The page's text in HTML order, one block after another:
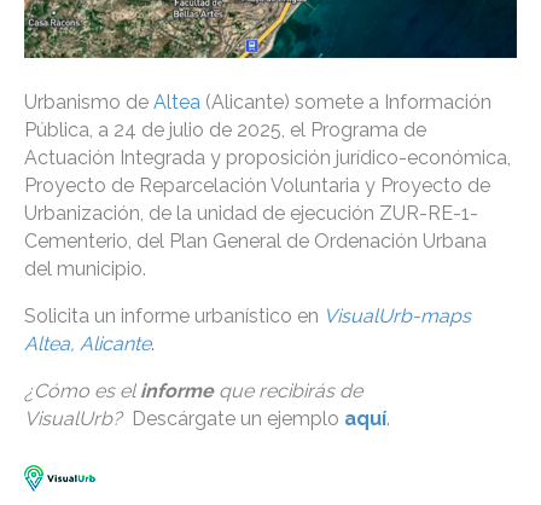
Urbanismo de Altea (Alicante) somete a Información
Pública, a 24 de julio de 2025, el Programa de
Actuación Integrada y proposición jurídico-económica,
Proyecto de Reparcelación Voluntaria y Proyecto de
Urbanización, de la unidad de ejecución ZUR-RE-1-
Cementerio, del Plan General de Ordenación Urbana
del municipio.
Solicita un informe urbanístico en VisualUrb-maps
Altea, Alicante.
¿Cómo es el informe que recibirás de
VisualUrb?Descárgate un ejemplo aquí.